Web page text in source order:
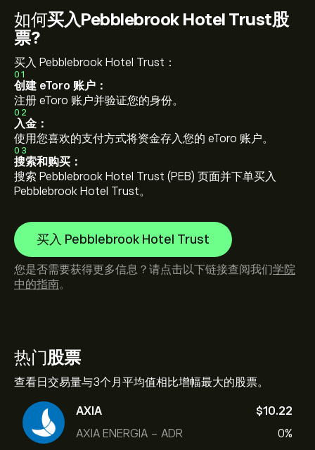
热门股票
查看日交易量与3个月平均值相比增幅最大的股票。
AXIA
AXIA ENERGIA - ADR
‎$‎10.22
0%
如何买入Pebblebrook Hotel Trust股
票?
买入 Pebblebrook Hotel Trust：
01
创建 eToro 账户：
注册 eToro 账户并验证您的身份。
02
入金：
使用您喜欢的支付方式将资金存入您的 eToro 账户。
03
搜索和购买：
搜索 Pebblebrook Hotel Trust (PEB) 页面并下单买入
Pebblebrook Hotel Trust。
买入 Pebblebrook Hotel Trust
您是否需要获得更多信息？请点击以下链接查阅我们学院
中的指南。